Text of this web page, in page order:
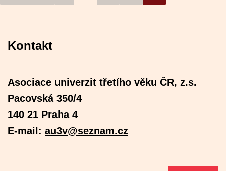
Kontakt
Asociace univerzit třetího věku ČR, z.s.
Pacovská 350/4
140 21 Praha 4
E-mail: au3v@seznam.cz